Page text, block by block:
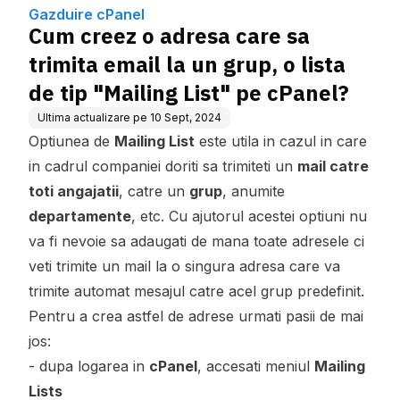
Gazduire cPanel
Cum creez o adresa care sa
trimita email la un grup, o lista
de tip "Mailing List" pe cPanel?
Ultima actualizare pe 10 Sept, 2024
Optiunea de Mailing List este utila in cazul in care
in cadrul companiei doriti sa trimiteti un mail catre
toti angajatii, catre un grup, anumite
departamente, etc. Cu ajutorul acestei optiuni nu
va fi nevoie sa adaugati de mana toate adresele ci
veti trimite un mail la o singura adresa care va
trimite automat mesajul catre acel grup predefinit.
Pentru a crea astfel de adrese urmati pasii de mai
jos:
- dupa logarea in cPanel, accesati meniul Mailing
Lists